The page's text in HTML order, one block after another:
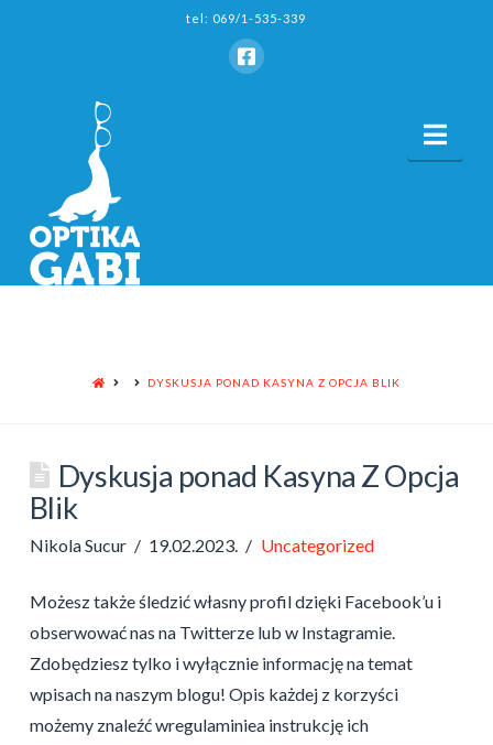
tel: 069/1-535-339
HOME DYSKUSJA PONAD KASYNA Z OPCJA BLIK
Dyskusja ponad Kasyna Z Opcja
Blik
Nikola Sucur 19.02.2023. Uncategorized
Możesz także śledzić własny profil dzięki Facebook’u i
obserwować nas na Twitterze lub w Instagramie.
Zdobędziesz tylko i wyłącznie informację na temat
wpisach na naszym blogu! Opis każdej z korzyści
możemy znaleźć wregulaminiea instrukcję ich